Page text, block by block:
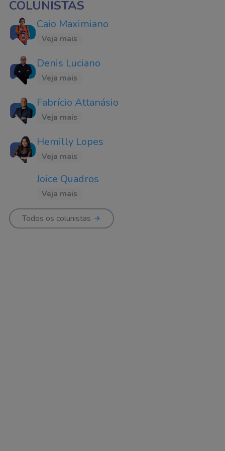
COLUNISTAS
Caio Maximiano
Veja mais
Denis Luciano
Veja mais
Fabrício Attanásio
Veja mais
Hemilly Lopes
Veja mais
Joice Quadros
Veja mais
Todos os colunistas